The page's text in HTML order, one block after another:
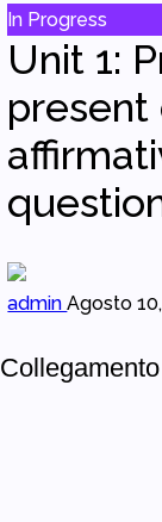
In Progress
Unit 1:
present
adminAgosto